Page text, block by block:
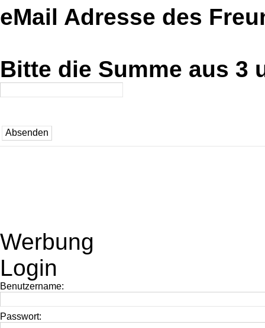
eMail Adresse des
Bitte die Summe aus 3
Werbung
Login
Benutzername:
Passwort: